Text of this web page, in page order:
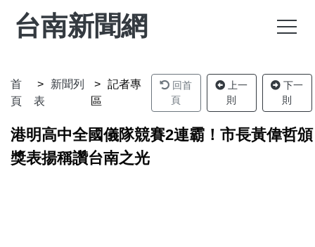
台南新聞網
首
頁
新聞列
表
記者專
區
回首
頁
上一
則
下一
則
港明高中全國儀隊競賽2連霸！市長黃偉哲頒
獎表揚稱讚台南之光